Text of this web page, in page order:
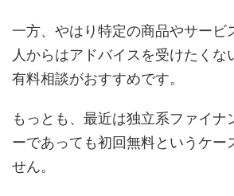
一方、やはり特定の商品やサービ
人からはアドバイスを受けたくな
有料相談がおすすめです。
もっとも、最近は独立系ファイナ
ーであっても初回無料というケー
せん。